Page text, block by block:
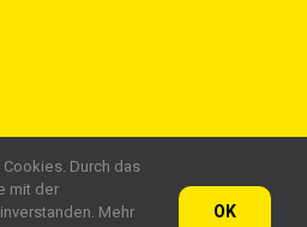
zur Förderung der Politik, Kultur und
Durch das
mit der
Mehr
OK